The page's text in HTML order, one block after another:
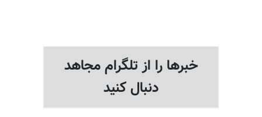
خبرها را از تلگرام مجاهد
دنبال کنید